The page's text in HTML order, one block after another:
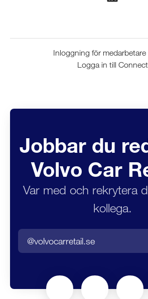
Inloggning för medarbetare
Logga in till Connect
Jobbar du
Volvo Car
Var med och rekrytera
kollega.
@volvocarretail.se